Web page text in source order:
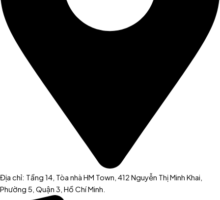
Địa chỉ: Tầng 14, Tòa nhà HM Town, 412 Nguyễn Thị Minh Khai,
Phường 5, Quận 3, Hồ Chí Minh.